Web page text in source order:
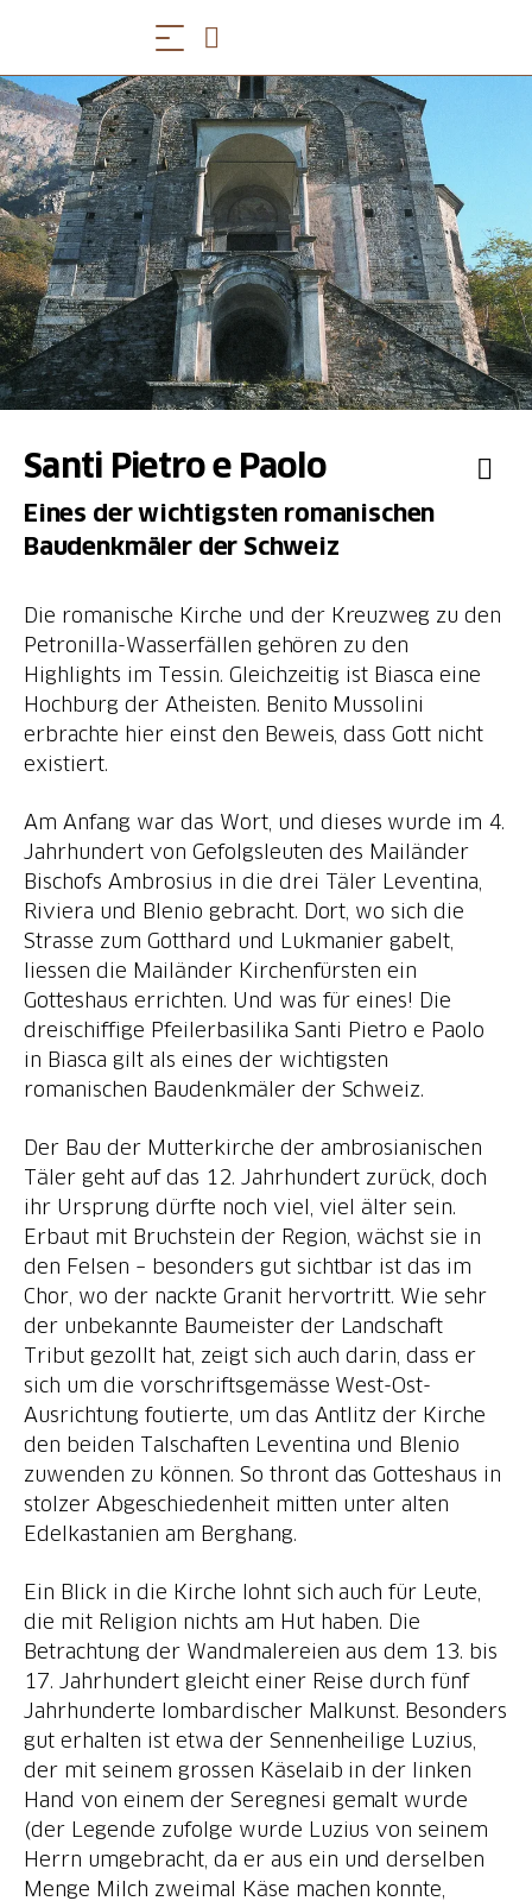
Santi Pietro e Paolo
Eines der wichtigsten romanischen
Baudenkmäler der Schweiz
Die romanische Kirche und der Kreuzweg zu den
Petronilla-Wasserfällen gehören zu den
Highlights im Tessin. Gleichzeitig ist Biasca eine
Hochburg der Atheisten. Benito Mussolini
erbrachte hier einst den Beweis, dass Gott nicht
Am Anfang war das Wort, und dieses wurde im 4.
Jahrhundert von Gefolgsleuten des Mailänder
Bischofs Ambrosius in die drei Täler Leventina,
Riviera und Blenio gebracht. Dort, wo sich die
Strasse zum Gotthard und Lukmanier gabelt,
liessen die Mailänder Kirchenfürsten ein
Gotteshaus errichten. Und was für eines! Die
dreischiffige Pfeilerbasilika Santi Pietro e Paolo
in Biasca gilt als eines der wichtigsten
Der Bau der Mutterkirche der ambrosianischen
Täler geht auf das 12. Jahrhundert zurück, doch
ihr Ursprung dürfte noch viel, viel älter sein.
Erbaut mit Bruchstein der Region, wächst sie in
den Felsen – besonders gut sichtbar ist das im
Chor, wo der nackte Granit hervortritt. Wie sehr
der unbekannte Baumeister der Landschaft
Tribut gezollt hat, zeigt sich auch darin, dass er
sich um die vorschriftsgemässe West-Ost-
Ausrichtung foutierte, um das Antlitz der Kirche
den beiden Talschaften Leventina und Blenio
zuwenden zu können. So thront das Gotteshaus in
stolzer Abgeschiedenheit mitten unter alten
Ein Blick in die Kirche lohnt sich auch für Leute,
die mit Religion nichts am Hut haben. Die
Betrachtung der Wandmalereien aus dem 13. bis
17. Jahrhundert gleicht einer Reise durch fünf
Jahrhunderte lombardischer Malkunst. Besonders
gut erhalten ist etwa der Sennenheilige Luzius,
der mit seinem grossen Käselaib in der linken
Hand von einem der Seregnesi gemalt wurde
(der Legende zufolge wurde Luzius von seinem
Herrn umgebracht, da er aus ein und derselben
Menge Milch zweimal Käse machen konnte,